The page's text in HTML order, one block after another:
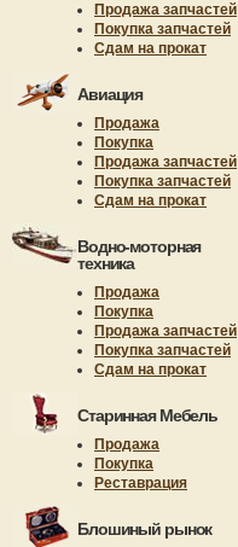
Продажа запчастей
Покупка запчастей
Сдам на прокат
Авиация
Продажа
Покупка
Продажа запчастей
Покупка запчастей
Сдам на прокат
Водно-моторная
техника
Продажа
Покупка
Продажа запчастей
Покупка запчастей
Сдам на прокат
Старинная Мебель
Продажа
Покупка
Реставрация
Блошиный рынок